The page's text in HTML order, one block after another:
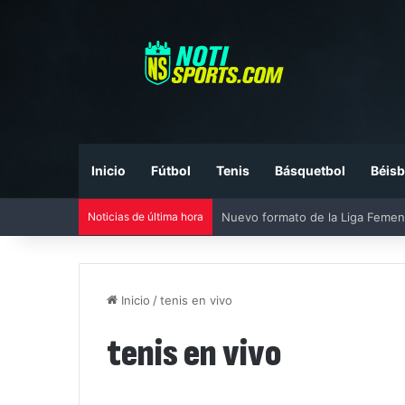
Inicio Fútbol Tenis Básquetbol
Noticias de última hora Nuevo formato de la Liga
Inicio /tenis en vivo
tenis en vivo